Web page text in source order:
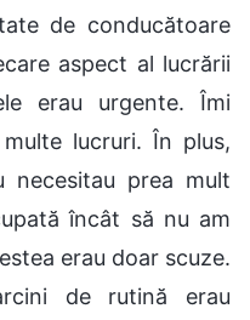
de conducătoare
aspect al lucrării
erau urgente. Îmi
lucruri. În plus,
necesitau prea mult
încât să nu am
erau doar scuze.
de rutină erau